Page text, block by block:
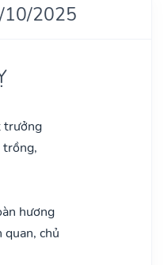
10/2025
trưởng
trồng,
hương
quan, chủ